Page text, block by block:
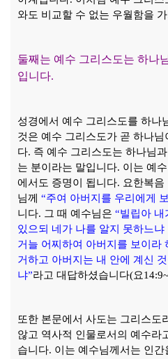
와도 비교할 수 없는 우월함을
둘째는 예수 그리스도는 하나
입니다.
성경에서 예수 그리스도를 하나
것은 예수 그리스도가 곧 하나님
다. 즉 예수 그리스도는 하나님
는 분이라는 말입니다. 이는 예
에서도 증명이 됩니다. 요한복음
님께 “주여 아버지를 우리에게
니다. 그 때 예수님은 “빌립아 내
있으되 네가 나를 알지 못하느
거늘 어찌하여 아버지를 보이라
거하고 아버지는 내 안에 계신
냐”라고 대답하셨습니다(요
또한 본문에서 사도는 그리스도
않고 역사적 인물로서의 예수라
습니다. 이는 예수님께서는 인